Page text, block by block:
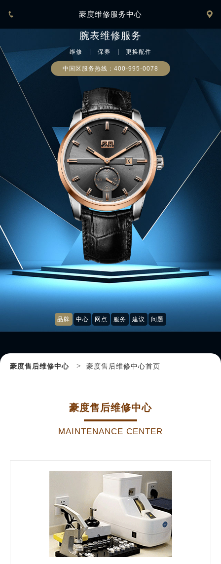
 豪度维修服务中心 
腕表维修服务
维修 保养 更换配件
中国区服务热线： 400-995-0078
品牌 中心 网点 服务 建议 问题
豪度售后维修中心 > 豪度售后维修中心首页
豪度售后维修中心
MAINTENANCE CENTER